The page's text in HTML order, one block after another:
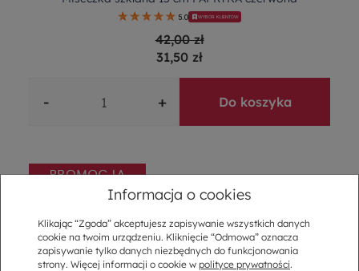
5.0 WYBÓR KLIENTÓW
42,00 zł
31,50 zł
- + Do koszyka
Informacja o cookies
Klikając “Zgoda” akceptujesz zapisywanie wszystkich danych
cookie na twoim urządzeniu. Kliknięcie “Odmowa” oznacza
zapisywanie tylko danych niezbędnych do funkcjonowania
strony. Więcej informacji o cookie w polityce prywatności.